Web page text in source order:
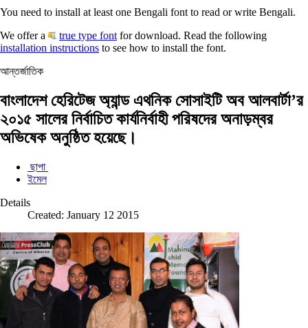
You need to install at least one Bengali font to read or write Bengali.
We offer a
true type font for download. Read the following
installation instructions to see how to install the font.
আন্তর্জাতিক
বাংলাদেশ হেরিটেজ অ্যান্ড এথনিক সোসাইটি অব আলবার্টা’র
২০১৫ সালের নির্বাচিত কার্যনির্বাহী পরিষদের অনাড়ম্বর
অভিষেক অনুষ্ঠিত হয়েছে।
ছাপা
ইমেল
Details
Created: January 12 2015